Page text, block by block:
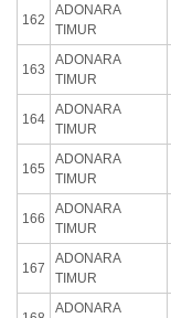
162
ADONARA
TIMUR
163
ADONARA
TIMUR
164
ADONARA
TIMUR
165
ADONARA
TIMUR
166
ADONARA
TIMUR
167
ADONARA
TIMUR
ADONARA